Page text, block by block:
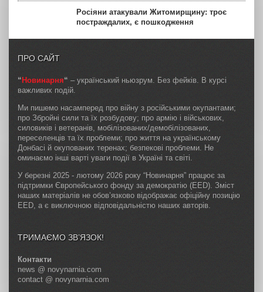
Росіяни атакували Житомирщину: троє
постраждалих, є пошкодження
ПРО САЙТ
“ Новинарня“ – український ньюзрум. Без фейків. В курсі
важливих подій.
Ми пишемо насамперед про війну з російськими окупантами;
про Збройні сили та їх розбудову; про армію і військових,
силовиків і ветеранів, мобілізованих/демобілізованих,
переселенців та їх проблеми; про життя на українському
Донбасі й окупованих теренах; безпекові проблеми. Не
оминаємо інші варті уваги події в Україні та світі.
У березні 2025 - лютому 2026 року “Новинарня” працює за
підтримки Європейського фонду за демократію (EED). Зміст
наших матеріалів не обов’язково відображає офіційну позицію
EED, а є виключною відповідальністю наших авторів.
ТРИМАЄМО ЗВ’ЯЗОК!
Контакти
news @ novynarnia.com
contact @ novynarnia.com